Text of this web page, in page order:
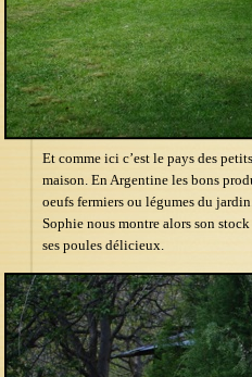
Et comme ici c’est le pays des
maison. En Argentine les bons
oeufs fermiers ou légumes du
Sophie nous montre alors son
ses poules délicieux.